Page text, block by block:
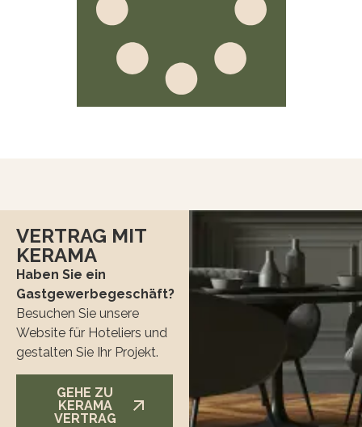
VERTRAG MIT
KERAMA
Haben Sie ein
Gastgewerbegeschäft?
Besuchen Sie unsere
Website für Hoteliers und
gestalten Sie Ihr Projekt.
GEHE ZU
KERAMA
VERTRAG